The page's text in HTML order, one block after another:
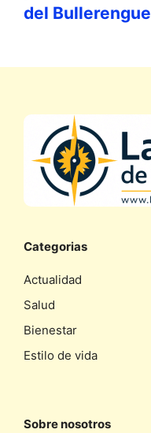
del Bullerengue
Categorias
Actualidad
Salud
Bienestar
Estilo de vida
Sobre nosotros